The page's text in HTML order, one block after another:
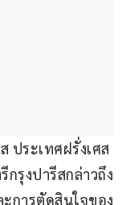
ประเทศฝรั่งเศส
รุงปารีสกล่าวถึง
การตัดสินใจของ